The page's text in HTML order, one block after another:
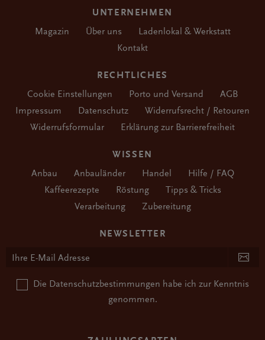
UNTERNEHMEN
Magazin
Über uns
Ladenlokal & Werkstatt
Kontakt
RECHTLICHES
Cookie Einstellungen
Porto und Versand
AGB
Impressum
Datenschutz
Widerrufsrecht / Retouren
Widerrufsformular
Erklärung zur Barrierefreiheit
WISSEN
Anbau
Anbauländer Handel
Hilfe / FAQ
Kaffeerezepte
Röstung
Tipps & Tricks
Verarbeitung
Zubereitung
NEWSLETTER
Die Datenschutzbestimmungen habe ich zur Kenntnis
genommen.